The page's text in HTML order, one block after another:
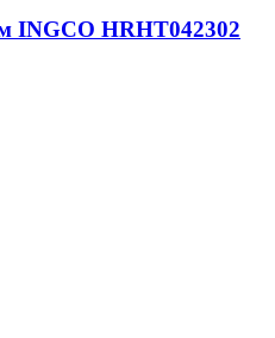
INGCO HRHT042302